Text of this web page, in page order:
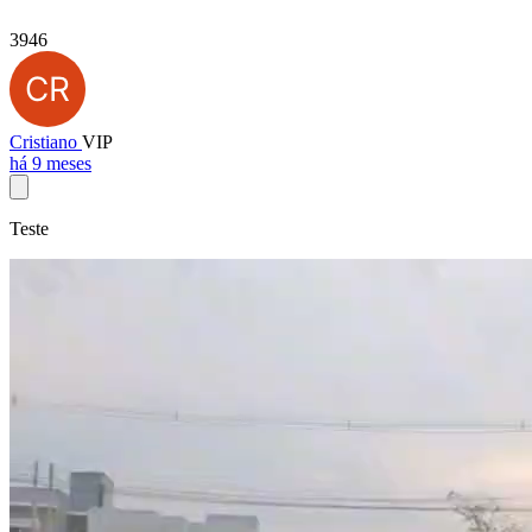
3946
Cristiano VIP
há 9 meses
Teste